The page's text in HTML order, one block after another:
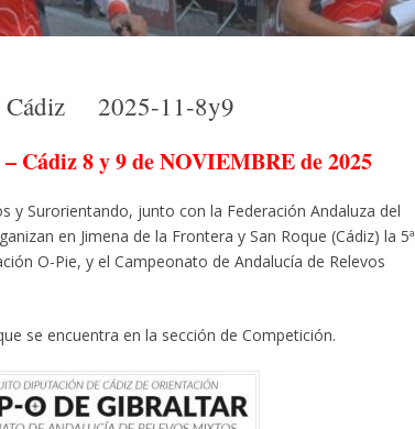
Cádiz 2025-11-8y9
Cádiz 8 y 9 de NOVIEMBRE de 2025
y Surorientando, junto con la Federación Andaluza del
en Jimena de la Frontera y San Roque (Cádiz) la 5ª
O-Pie, y el Campeonato de Andalucía de Relevos
se encuentra en la sección de Competición.